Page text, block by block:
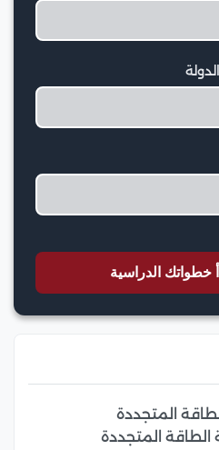
الدراسية
المتجددة
المتجددة